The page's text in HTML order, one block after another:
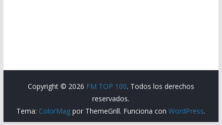
Copyright © 2026 FM TOP 100. Todos los derechos
reservados.
Tema: ColorMag por ThemeGrill. Funciona conWordPress.